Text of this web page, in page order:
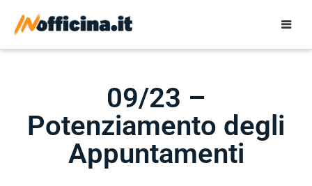
09/23 –
Potenziamento degli
Appuntamenti